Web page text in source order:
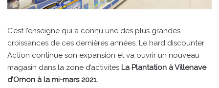
C’est l’enseigne qui a connu une des plus grandes
croissances de ces dernières années. Le hard discounter
Action continue son expansion et va ouvrir un nouveau
magasin dans la zone d’activités La Plantation à Villenave
d’Ornon à la mi-mars 2021.